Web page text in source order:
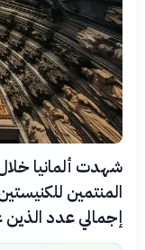
المنتمين
إجمالي عدد الذين